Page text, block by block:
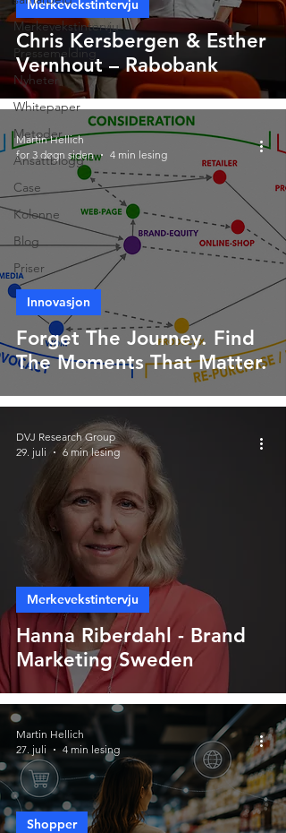
Merkevekstintervju
Pressemelding
Nyheter
Whitepaper
Metoder
Ansattblogg
Case
Kolonne
Blog
Priser
Chris Kersbergen & Esther
Vernhout – Rabobank
Merkevekstintervju
Forget The Journey. Find
The Moments That Matter.
Innovasjon
Martin Hellich
for 3 døgn siden
4 min lesing
Hanna Riberdahl - Brand
Marketing Sweden
Merkevekstintervju
DVJ Research Group
29. juli
6 min lesing
Shopper
Martin Hellich
27. juli
4 min lesing